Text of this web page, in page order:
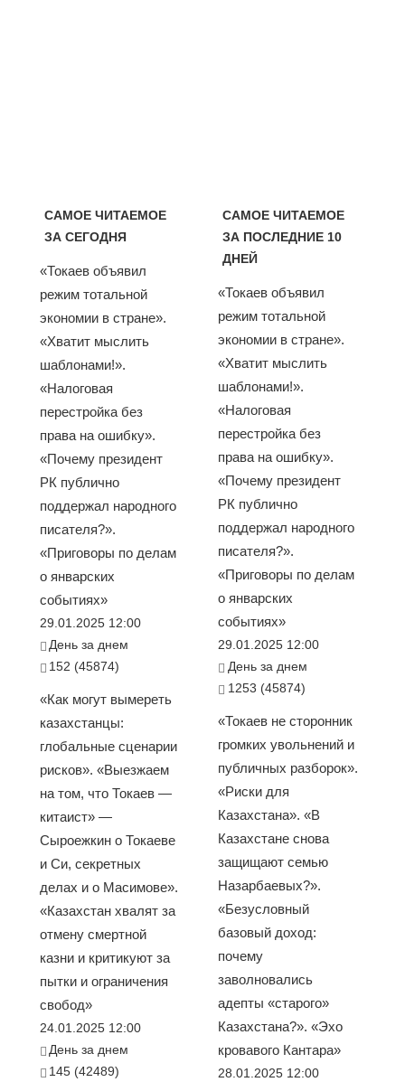
САМОЕ ЧИТАЕМОЕ
ЗА СЕГОДНЯ
«Токаев объявил
режим тотальной
экономии в стране».
«Хватит мыслить
шаблонами!».
«Налоговая
перестройка без
права на ошибку».
«Почему президент
РК публично
поддержал народного
писателя?».
«Приговоры по делам
о январских
событиях»
29.01.2025 12:00
День за днем
152 (45874)
«Как могут вымереть
казахстанцы:
глобальные сценарии
рисков». «Выезжаем
на том, что Токаев —
китаист» —
Сыроежкин о Токаеве
и Си, секретных
делах и о Масимове».
«Казахстан хвалят за
отмену смертной
казни и критикуют за
пытки и ограничения
свобод»
24.01.2025 12:00
День за днем
145 (42489)
САМОЕ ЧИТАЕМОЕ
ЗА ПОСЛЕДНИЕ 10
ДНЕЙ
«Токаев объявил
режим тотальной
экономии в стране».
«Хватит мыслить
шаблонами!».
«Налоговая
перестройка без
права на ошибку».
«Почему президент
РК публично
поддержал народного
писателя?».
«Приговоры по делам
о январских
событиях»
29.01.2025 12:00
День за днем
1253 (45874)
«Токаев не сторонник
громких увольнений и
публичных разборок».
«Риски для
Казахстана». «В
Казахстане снова
защищают семью
Назарбаевых?».
«Безусловный
базовый доход:
почему
заволновались
адепты «старого»
Казахстана?». «Эхо
кровавого Кантара»
28.01.2025 12:00